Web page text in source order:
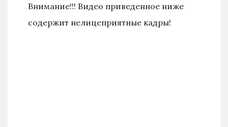
Внимание!!! Видео приведенное ниже
содержит нелицеприятные кадры!